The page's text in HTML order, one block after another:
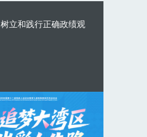
树立和践行正确政绩观